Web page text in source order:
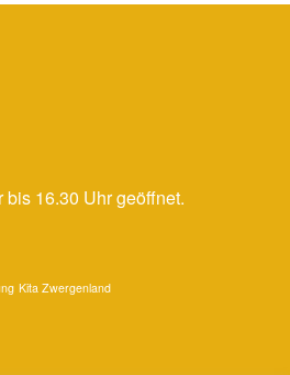
16.30 Uhr geöffnet.
Kita Zwergenland